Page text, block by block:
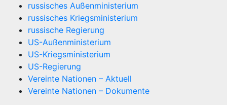
russisches Außenministerium
russisches Kriegsministerium
russische Regierung
US-Außenministerium
US-Kriegsministerium
US-Regierung
Vereinte Nationen – Aktuell
Vereinte Nationen – Dokumente